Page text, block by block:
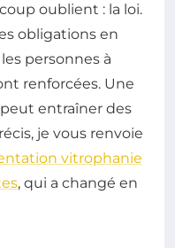
oublient : la loi.
obligations en
personnes à
renforcées. Une
entraîner des
je vous renvoie
vitrophanie
, qui a changé en